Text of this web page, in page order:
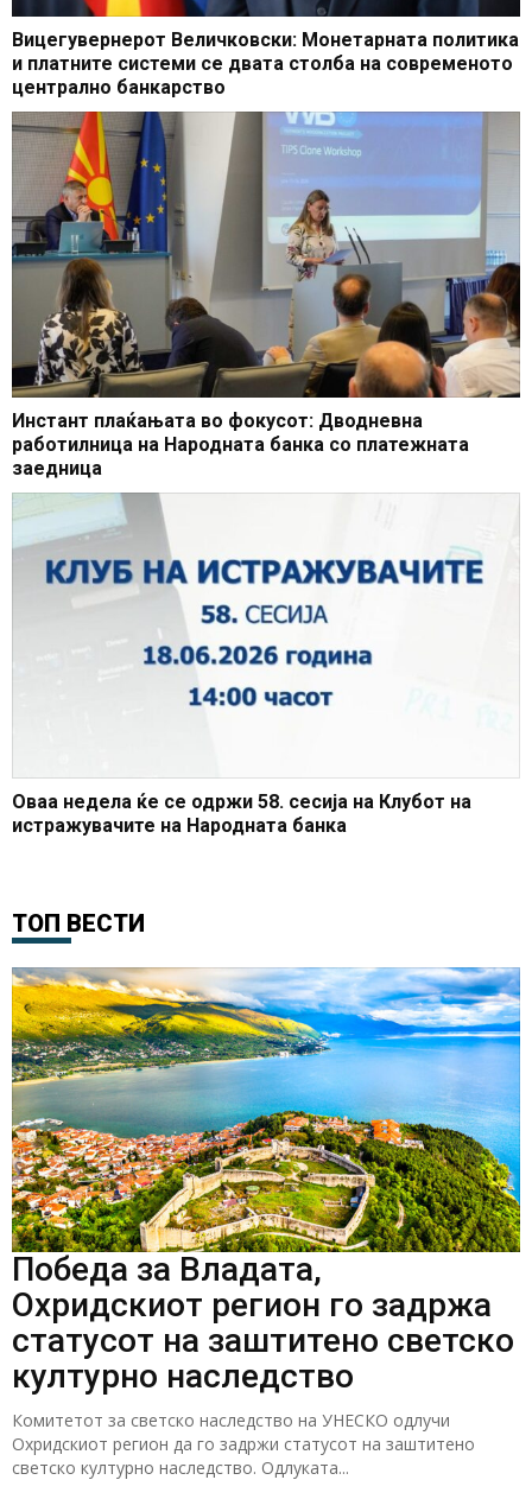
Вицегувернерот Величковски: Монетарната политика
и платните системи се двата столба на современото
централно банкарство
Инстант плаќањата во фокусот: Дводневна
работилница на Народната банка со платежната
заедница
Оваа недела ќе се одржи 58. сесија на Клубот на
истражувачите на Народната банка
ТОП ВЕСТИ
Победа за Владата,
Охридскиот регион го задржа
статусот на заштитено светско
културно наследство
Комитетот за светско наследство на УНЕСКО одлучи
Охридскиот регион да го задржи статусот на заштитено
светско културно наследство. Одлуката...